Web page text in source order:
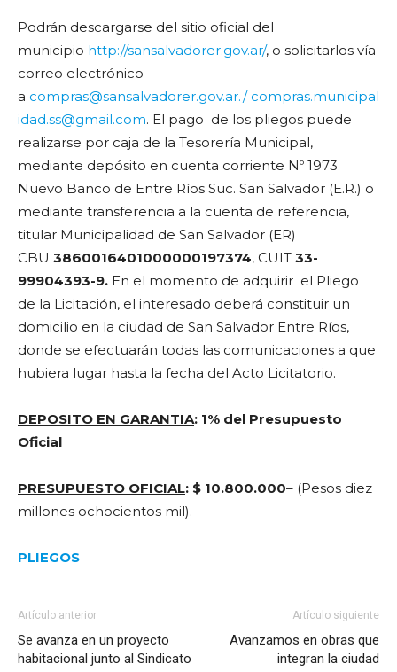
Podrán descargarse del sitio oficial del
municipio http://sansalvadorer.gov.ar/, o solicitarlos vía
correo electrónico
a compras@sansalvadorer.gov.ar./ compras.municipal
idad.ss@gmail.com. El pago de los pliegos puede
realizarse por caja de la Tesorería Municipal,
mediante depósito en cuenta corriente Nº 1973
Nuevo Banco de Entre Ríos Suc. San Salvador (E.R.) o
mediante transferencia a la cuenta de referencia,
titular Municipalidad de San Salvador (ER)
CBU 3860016401000000197374, CUIT 33-
99904393-9. En el momento de adquirir el Pliego
de la Licitación, el interesado deberá constituir un
domicilio en la ciudad de San Salvador Entre Ríos,
donde se efectuarán todas las comunicaciones a que
hubiera lugar hasta la fecha del Acto Licitatorio.
DEPOSITO EN GARANTIA: 1% del Presupuesto
Oficial
PRESUPUESTO OFICIAL: $ 10.800.000– (Pesos diez
millones ochocientos mil).
PLIEGOS
Artículo anterior
Se avanza en un proyecto
habitacional junto al Sindicato
Artículo siguiente
Avanzamos en obras que
integran la ciudad